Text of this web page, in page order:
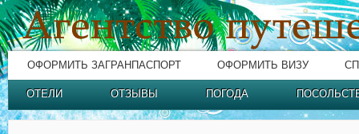
ОФОРМИТЬ ЗАГРАНПАСПОРТ ОФОРМИТЬ ВИЗУ
ОТЕЛИ ОТЗЫВЫ ПОГОДА